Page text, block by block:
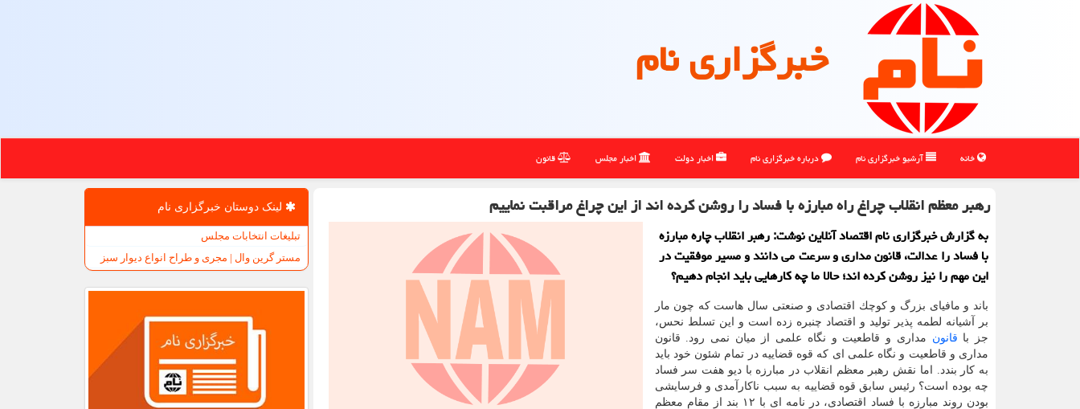
خبرگزاری نام
خانه آرشیو خبرگزاری نام درباره خبرگزاری نام اخبار دولت اخبار مجلس قانون
رهبر معظم انقلاب چراغ راه مبارزه با فساد را روشن كرده اند از این چراغ مراقبت نماییم
به گزارش خبرگزاری نام اقتصاد آنلاین نوشت: رهبر انقلاب چاره مبارزه
با فساد را عدالت، قانون مداری و سرعت می دانند و مسیر موفقیت در
این مهم را نیز روشن كرده اند؛ حالا ما چه كارهایی باید انجام دهیم؟
باند و مافیای بزرگ و كوچك اقتصادی و صنعتی سال هاست كه چون مار
بر آشیانه لطمه پذیر تولید و اقتصاد چنبره زده است و این تسلط نحس،
جز با قانون مداری و قاطعیت و نگاه علمی از میان نمی رود. قانون
مداری و قاطعیت و نگاه علمی ای كه قوه قضاییه در تمام شئون خود باید
به كار بندد. اما نقش رهبر معظم انقلاب در مبارزه با دیو هفت سر فساد
چه بوده است؟ رئیس سابق قوه قضاییه به سبب ناكارآمدی و فرسایشی
بودن روند مبارزه با فساد اقتصادی، در نامه ای با ۱۲ بند از مقام معظم
لینک دوستان خبرگزاری نام
تبلیغات انتخابات مجلس
مستر گرین وال | مجری و طراح انواع دیوار سبز